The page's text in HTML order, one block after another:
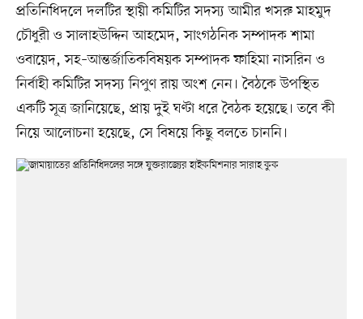
প্রতিনিধিদলে দলটির স্থায়ী কমিটির সদস্য আমীর খসরু মাহমুদ
চৌধুরী ও সালাহউদ্দিন আহমেদ, সাংগঠনিক সম্পাদক শামা
ওবায়েদ, সহ–আন্তর্জাতিকবিষয়ক সম্পাদক ফাহিমা নাসরিন ও
নির্বাহী কমিটির সদস্য নিপুণ রায় অংশ নেন। বৈঠকে উপস্থিত
একটি সূত্র জানিয়েছে, প্রায় দুই ঘণ্টা ধরে বৈঠক হয়েছে। তবে কী
নিয়ে আলোচনা হয়েছে, সে বিষয়ে কিছু বলতে চাননি।